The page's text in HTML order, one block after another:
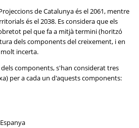
de Catalunya és el 2061, mentre
és el 2038. Es considera que els
pel que fa a mitjà termini (horitzó
dels components del creixement, i en
incerta.
components, s'han considerat tres
per a cada un d'aquests components: